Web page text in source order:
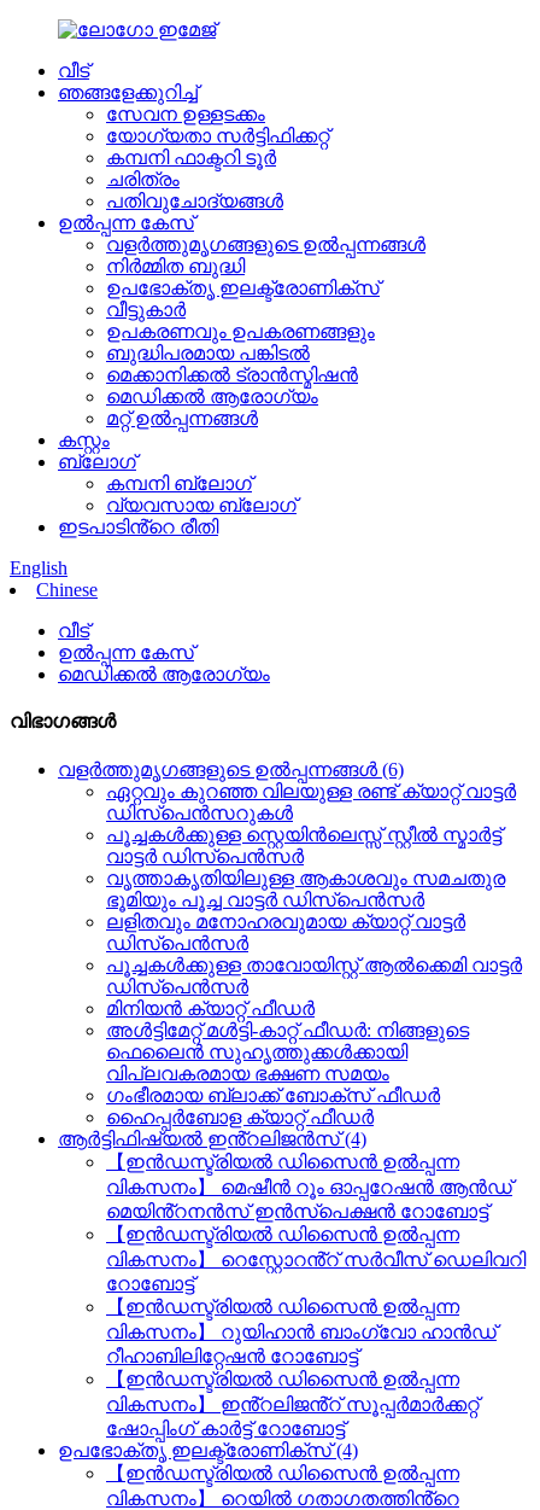
വീട്
ഞങ്ങളേക്കുറിച്ച്
സേവന ഉള്ളടക്കം
യോഗ്യതാ സർട്ടിഫിക്കറ്റ്
കമ്പനി ഫാക്ടറി ടൂർ
ചരിത്രം
പതിവുചോദ്യങ്ങൾ
ഉൽപ്പന്ന കേസ്
വളർത്തുമൃഗങ്ങളുടെ ഉൽപ്പന്നങ്ങൾ
നിർമ്മിത ബുദ്ധി
ഉപഭോക്തൃ ഇലക്ട്രോണിക്സ്
വീട്ടുകാർ
ഉപകരണവും ഉപകരണങ്ങളും
ബുദ്ധിപരമായ പങ്കിടൽ
മെക്കാനിക്കൽ ട്രാൻസ്മിഷൻ
മെഡിക്കൽ ആരോഗ്യം
മറ്റ് ഉൽപ്പന്നങ്ങൾ
കസ്റ്റം
ബ്ലോഗ്
കമ്പനി ബ്ലോഗ്
വ്യവസായ ബ്ലോഗ്
ഇടപാടിൻ്റെ രീതി
English
Chinese
വീട്
ഉൽപ്പന്ന കേസ്
മെഡിക്കൽ ആരോഗ്യം
വിഭാഗങ്ങൾ
വളർത്തുമൃഗങ്ങളുടെ ഉൽപ്പന്നങ്ങൾ (6)
ഏറ്റവും കുറഞ്ഞ വിലയുള്ള രണ്ട് ക്യാറ്റ് വാട്ടർ
ഡിസ്പെൻസറുകൾ
പൂച്ചകൾക്കുള്ള സ്റ്റെയിൻലെസ്സ് സ്റ്റീൽ സ്മാർട്ട്
വാട്ടർ ഡിസ്പെൻസർ
വൃത്താകൃതിയിലുള്ള ആകാശവും സമചതുര
ഭൂമിയും പൂച്ച വാട്ടർ ഡിസ്പെൻസർ
ലളിതവും മനോഹരവുമായ ക്യാറ്റ് വാട്ടർ
ഡിസ്പെൻസർ
പൂച്ചകൾക്കുള്ള താവോയിസ്റ്റ് ആൽക്കെമി വാട്ടർ
ഡിസ്പെൻസർ
മിനിയൻ ക്യാറ്റ് ഫീഡർ
അൾട്ടിമേറ്റ് മൾട്ടി-കാറ്റ് ഫീഡർ: നിങ്ങളുടെ
ഫെലൈൻ സുഹൃത്തുക്കൾക്കായി
വിപ്ലവകരമായ ഭക്ഷണ സമയം
ഗംഭീരമായ ബ്ലാക്ക് ബോക്സ് ഫീഡർ
ഹൈപ്പർബോള ക്യാറ്റ് ഫീഡർ
ആർട്ടിഫിഷ്യൽ ഇൻ്റലിജൻസ് (4)
【ഇൻഡസ്ട്രിയൽ ഡിസൈൻ ഉൽപ്പന്ന
വികസനം】 മെഷീൻ റൂം ഓപ്പറേഷൻ ആൻഡ്
മെയിൻ്റനൻസ് ഇൻസ്പെക്ഷൻ റോബോട്ട്
【ഇൻഡസ്ട്രിയൽ ഡിസൈൻ ഉൽപ്പന്ന
വികസനം】 റെസ്റ്റോറൻ്റ് സർവീസ് ഡെലിവറി
റോബോട്ട്
【ഇൻഡസ്ട്രിയൽ ഡിസൈൻ ഉൽപ്പന്ന
വികസനം】 റുയിഹാൻ ബാംഗ്വോ ഹാൻഡ്
റീഹാബിലിറ്റേഷൻ റോബോട്ട്
【ഇൻഡസ്ട്രിയൽ ഡിസൈൻ ഉൽപ്പന്ന
വികസനം】 ഇൻ്റലിജൻ്റ് സൂപ്പർമാർക്കറ്റ്
ഷോപ്പിംഗ് കാർട്ട് റോബോട്ട്
ഉപഭോക്തൃ ഇലക്ട്രോണിക്സ് (4)
【ഇൻഡസ്ട്രിയൽ ഡിസൈൻ ഉൽപ്പന്ന
വികസനം】 റെയിൽ ഗതാഗതത്തിൻ്റെ